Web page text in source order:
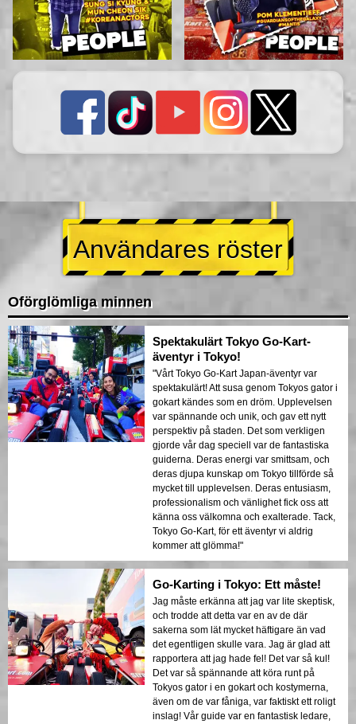
Användares röster
Oförglömliga minnen
Spektakulärt Tokyo Go-Kart-
äventyr i Tokyo!
"Vårt Tokyo Go-Kart Japan-äventyr var
spektakulärt! Att susa genom Tokyos gator i
gokart kändes som en dröm. Upplevelsen
var spännande och unik, och gav ett nytt
perspektiv på staden. Det som verkligen
gjorde vår dag speciell var de fantastiska
guiderna. Deras energi var smittsam, och
deras djupa kunskap om Tokyo tillförde så
mycket till upplevelsen. Deras entusiasm,
professionalism och vänlighet fick oss att
känna oss välkomna och exalterade. Tack,
Tokyo Go-Kart, för ett äventyr vi aldrig
kommer att glömma!"
Go-Karting i Tokyo: Ett måste!
Jag måste erkänna att jag var lite skeptisk,
och trodde att detta var en av de där
sakerna som lät mycket häftigare än vad
det egentligen skulle vara. Jag är glad att
rapportera att jag hade fel! Det var så kul!
Det var så spännande att köra runt på
Tokyos gator i en gokart och kostymerna,
även om de var fåniga, var faktiskt ett roligt
inslag! Vår guide var en fantastisk ledare,